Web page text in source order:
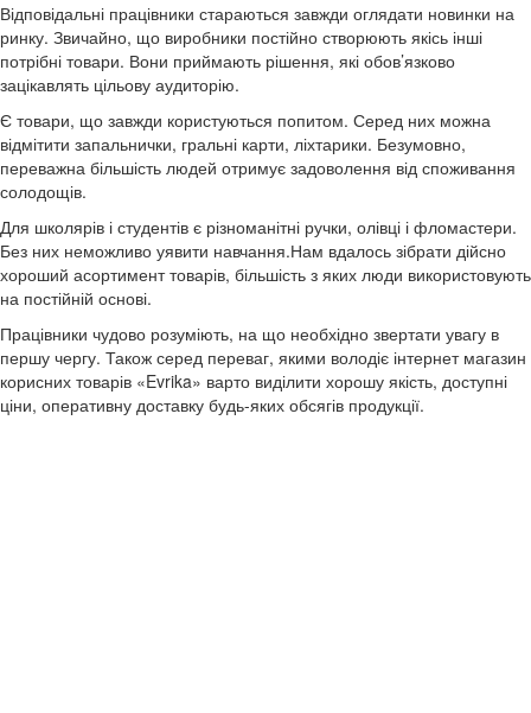
Відповідальні працівники стараються завжди оглядати новинки на
ринку. Звичайно, що виробники постійно створюють якісь інші
потрібні товари. Вони приймають рішення, які обов’язково
зацікавлять цільову аудиторію.
Є товари, що завжди користуються попитом. Серед них можна
відмітити запальнички, гральні карти, ліхтарики. Безумовно,
переважна більшість людей отримує задоволення від споживання
солодощів.
Для школярів і студентів є різноманітні ручки, олівці і фломастери.
Без них неможливо уявити навчання.Нам вдалось зібрати дійсно
хороший асортимент товарів, більшість з яких люди використовують
на постійній основі.
Працівники чудово розуміють, на що необхідно звертати увагу в
першу чергу. Також серед переваг, якими володіє інтернет магазин
корисних товарів «Evrika» варто виділити хорошу якість, доступні
ціни, оперативну доставку будь-яких обсягів продукції.